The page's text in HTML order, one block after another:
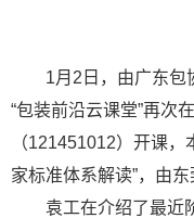
1月2日，由广东包
“包装前沿云课堂”再次
（121451012）开课
家标准体系解读”，由
袁工在介绍了最近